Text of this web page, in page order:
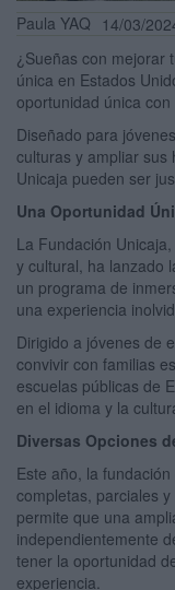
Paula YAQ 14/03/
¿Sueñas con mejorar
única en Estados
oportunidad única
Diseñado para
culturas y ampliar sus
Unicaja pueden ser
Una Oportunidad
La Fundación
y cultural, ha lanzado
un programa de
una experiencia
Dirigido a jóvenes de
convivir con familias
escuelas públicas de
en el idioma y la
Diversas Opciones
Este año, la
completas, parciales
permite que una
independientemente
tener la oportunidad
experiencia.